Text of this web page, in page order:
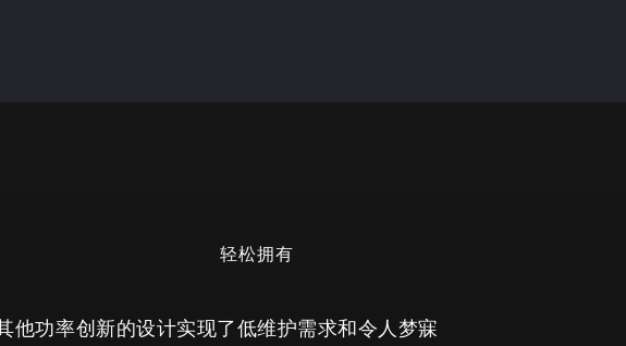
他功率
轻松拥有
创新的设计实现了低维护需求和令人梦寐